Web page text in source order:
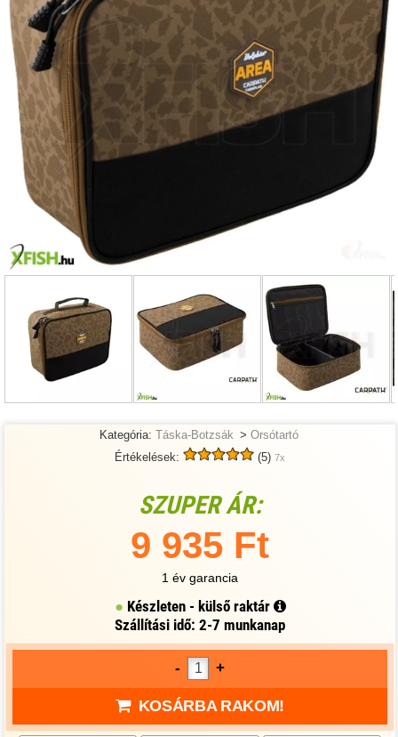
Kategória: Táska-Botzsák > Orsótartó
Értékelések:
(5) 7x
SZUPER ÁR:
9 935 Ft
1 év garancia
Készleten - külső raktár
Szállítási idő: 2-7 munkanap
- +
KOSÁRBA RAKOM!